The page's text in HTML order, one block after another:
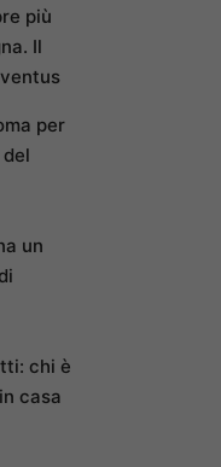
più
Il
per
un
chi è
casa